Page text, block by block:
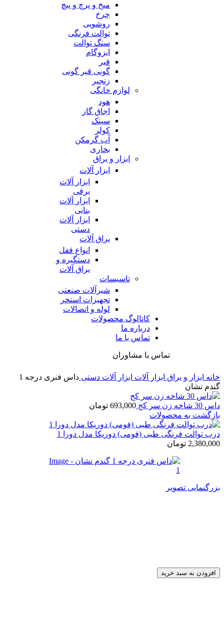
میخ و پرچ و پیچ
چرخ
روشویی
توالت فرنگی
سنگ توالت
ایزوگام
قیر
گونی قیر گونی
زنجیر
لوازم خانگی
هود
اجاق گاز
سینک
کولر
آب گرمکن
بخاری
ابزار و یراق
ابزار آلات
ابزار آلات
برقی
ابزار آلات
بنایی
ابزار آلات
دستی
یراق آلات
انواع قفل
دستگیره و
یراق آلات
تاسیسات
شیرآلات صنعتی
تجهیزات استخر
لوله و اتصالات
کاتالوگ محصولات
درباره ما
تماس با ما
تماس با مشاوران
خانه ابزار و یراق ابزار آلات ابزار آلات دستی
داس فنری درجه 1
گندم نشان
داس 30 شاخه زن سر کج 693,000 تومان
بازگشت به محصولات
درب توالت فرنگی طبی (فومی) دوریکا مدل دورا 1
2,380,000 تومان
بزرگنمایی تصویر
داس
افزودن به سبد خرید